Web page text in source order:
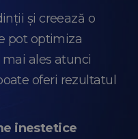
și creează o
pot optimiza
ales atunci
oferi rezultatul
inestetice